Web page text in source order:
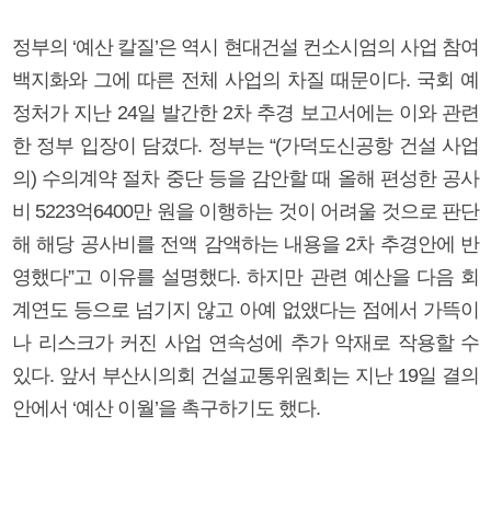
정부의 ‘예산 칼질’은 역시 현대건설 컨소시엄의 사업 참여
백지화와 그에 따른 전체 사업의 차질 때문이다. 국회 예
정처가 지난 24일 발간한 2차 추경 보고서에는 이와 관련
한 정부 입장이 담겼다. 정부는 “(가덕도신공항 건설 사업
의) 수의계약 절차 중단 등을 감안할 때 올해 편성한 공사
비 5223억6400만 원을 이행하는 것이 어려울 것으로 판단
해 해당 공사비를 전액 감액하는 내용을 2차 추경안에 반
영했다”고 이유를 설명했다. 하지만 관련 예산을 다음 회
계연도 등으로 넘기지 않고 아예 없앴다는 점에서 가뜩이
나 리스크가 커진 사업 연속성에 추가 악재로 작용할 수
있다. 앞서 부산시의회 건설교통위원회는 지난 19일 결의
안에서 ‘예산 이월’을 촉구하기도 했다.